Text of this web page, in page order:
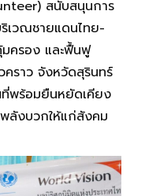
สนับสนุนการ
เวณชายแดนไทย-
ครอง และฟื้นฟู
ราว จังหวัดสุรินทร์
ที่พร้อมยืนหยัดเคียง
ลังบวกให้แก่สังคม